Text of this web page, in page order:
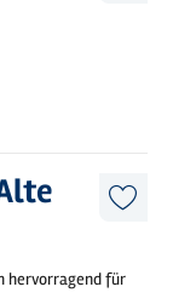
hervorragend für